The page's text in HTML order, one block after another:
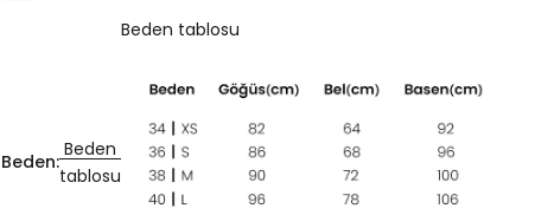
Beden:
Beden
tablosu
Beden tablosu